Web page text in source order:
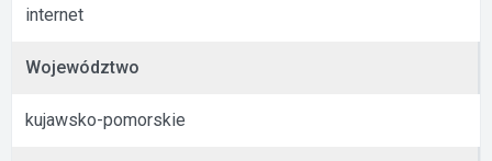
internet
Województwo
kujawsko-pomorskie